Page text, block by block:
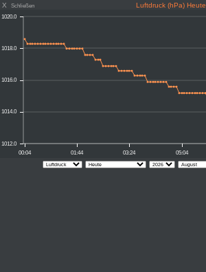
X Schließen Luftdruck (hPa) Heute